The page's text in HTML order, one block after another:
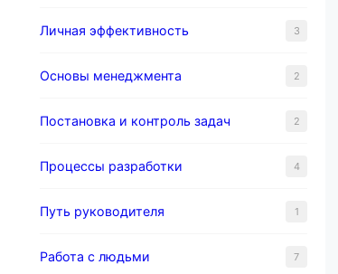
Личная эффективность 3
Основы менеджмента 2
Постановка и контроль задач 2
Процессы разработки 4
Путь руководителя 1
Работа с людьми 7